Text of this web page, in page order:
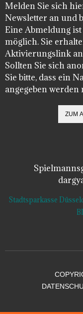
Melden Sie sich
Newsletter an und
Eine Abmeldung
möglich. Sie
Aktivierungslink an
Sollten Sie sich
Sie bitte, dass ein
angegeben werden
Stadtsparkasse